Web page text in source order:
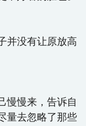
并没有让原放高
慢慢来，告诉自
量去忽略了那些